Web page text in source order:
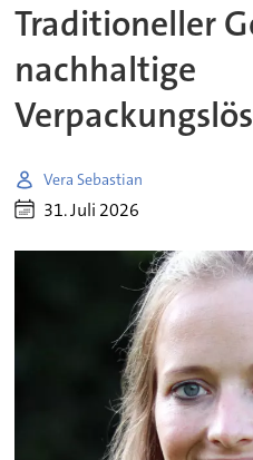
Traditioneller
nachhaltige
Vera Sebastian
31. Juli 2026